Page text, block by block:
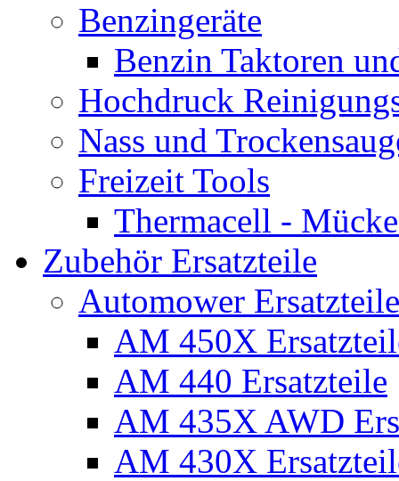
Benzingeräte
Benzin Taktoren
Hochdruck
Nass und
Freizeit Tools
Thermacell -
Zubehör Ersatzteile
Automower
AM 450X
AM 440 Ersatzteile
AM 435X AWD
AM 430X